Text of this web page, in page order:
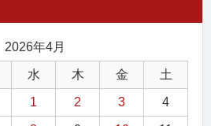
2026年4月
水 木 金 土
1 2 3 4